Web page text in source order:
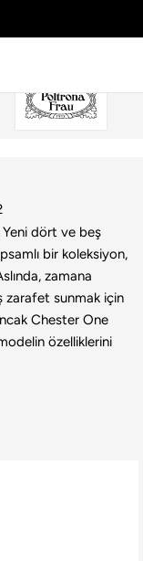
Yeni dört ve beş
bir koleksiyon,
zamana
zarafet sunmak için
Chester One
özelliklerini